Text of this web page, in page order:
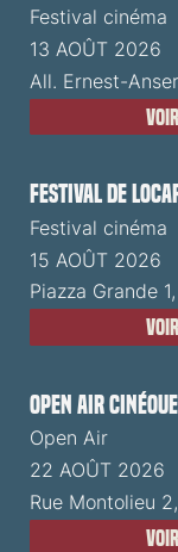
Festival cinéma
13 AOÛT 2026
All. Ernest-
Voir
Festival de
Festival cinéma
15 AOÛT 2026
Piazza Grande
Voir
Open Air
Open Air
22 AOÛT 2026
Rue Montolieu
Voir